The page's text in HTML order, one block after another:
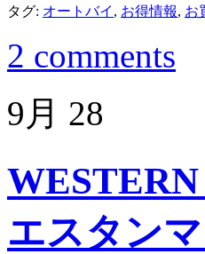
タグ: オートバイ , お得情報, お
2 comments
9月 28
エスタン